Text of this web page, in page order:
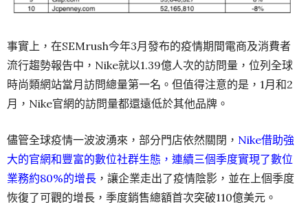
事實上，在SEMrush今年3月發布的疫情期間電商及消費者
流行趨勢報告中，Nike就以1.39億人次的訪問量，位列全球
時尚類網站當月訪問總量第一名。但值得注意的是，1月和2
月，Nike官網的訪問量都還遠低於其他品牌。
儘管全球疫情一波波湧來，部分門店依然關閉， Nike借助強
大的官網和豐富的數位社群生態 ，連續三個季度實現了數位
業務約80%的增長 ，讓企業走出了疫情陰影，並在上個季度
恢復了可觀的增長，季度銷售總額首次突破110億美元。